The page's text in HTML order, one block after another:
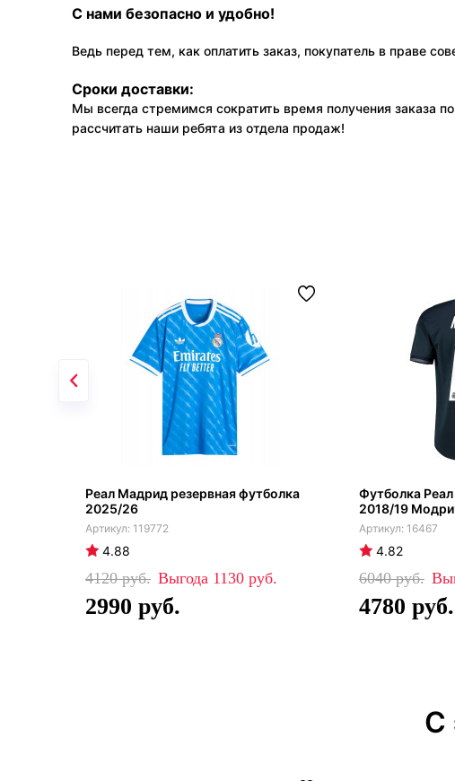
С нами безопасно и удобно!
Ведь перед тем, как оплатить заказ, покупатель в праве
Сроки доставки:
Мы всегда стремимся сократить время получения заказа
рассчитать наши ребята из отдела продаж!
Реал Мадрид резервная футболка
2025/26
119772
4.88
4120 1130
2990
Футболка
2018/19
16467
4.82
6040
4780
С